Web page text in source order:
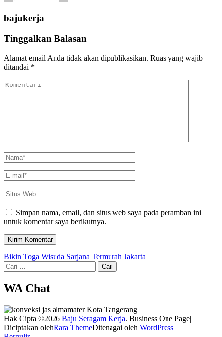
bajukerja
Tinggalkan Balasan
Alamat email Anda tidak akan dipublikasikan. Ruas yang wajib
ditandai *
Komentari
Name*
Email*
Situs
Web
Simpan nama, email, dan situs web saya pada peramban ini
untuk komentar saya berikutnya.
Navigasi
pos
Bikin Toga Wisuda Sarjana Termurah Jakarta
Cari
untuk:
WA Chat
Hak Cipta ©2026 Baju Seragam Kerja. Business One Page|
Diciptakan olehRara ThemeDitenagai oleh WordPress